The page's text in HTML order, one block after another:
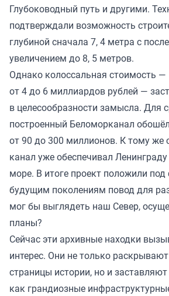
Глубоководный путь и другими.
подтверждали возможность
глубиной сначала 7, 4 метра с
увеличением до 8, 5 метров.
Однако колоссальная стоимость —
от 4 до 6 миллиардов рублей —
в целесообразности замысла. Для
построенный Беломорканал
от 90 до 300 миллионов. К тому же
канал уже обеспечивал
море. В итоге проект положили под
будущим поколениям повод для
мог бы выглядеть наш Север,
планы?
Сейчас эти архивные находки
интерес. Они не только
страницы истории, но и
как грандиозные